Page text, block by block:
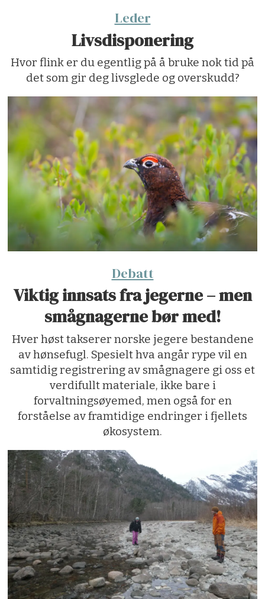
Leder
Livsdisponering
Hvor flink er du egentlig på å bruke nok tid på
det som gir deg livsglede og overskudd?
Debatt
Viktig innsats fra jegerne – men
smågnagerne bør med!
Hver høst takserer norske jegere bestandene
av hønsefugl. Spesielt hva angår rype vil en
samtidig registrering av smågnagere gi oss et
verdifullt materiale, ikke bare i
forvaltningsøyemed, men også for en
forståelse av framtidige endringer i fjellets
økosystem.